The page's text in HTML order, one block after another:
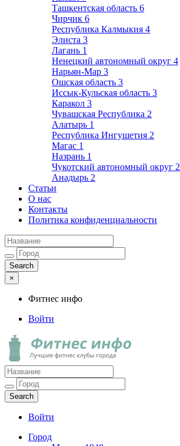
Ташкентская область 6
Чирчик 6
Республика Калмыкия 4
Элиста 3
Лагань 1
Ненецкий автономный округ 4
Нарьян-Мар 3
Ошская область 3
Иссык-Кульская область 3
Каракол 3
Чувашская Республика 2
Алатырь 1
Республика Ингушетия 2
Магас 1
Назрань 1
Чукотский автономный округ 2
Анадырь 2
Статьи
О нас
Контакты
Политика конфиденциальности
×
Фитнес инфо
Войти
Фитнес инфо
Лучшие фитнес клубы города
Войти
Город